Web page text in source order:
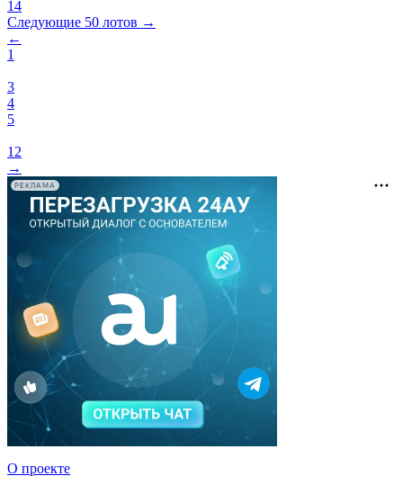
14
Следующие 50 лотов →
←
1
3
4
5
12
→
РЕКЛАМА
О проекте